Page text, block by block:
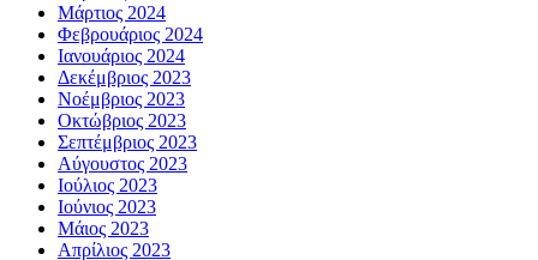
Μάρτιος 2024
Φεβρουάριος 2024
Ιανουάριος 2024
Δεκέμβριος 2023
Νοέμβριος 2023
Οκτώβριος 2023
Σεπτέμβριος 2023
Αύγουστος 2023
Ιούλιος 2023
Ιούνιος 2023
Μάιος 2023
Απρίλιος 2023